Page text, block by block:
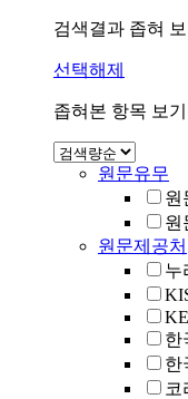
검색결과 좁혀 보
선택해제
좁혀본 항목 보
원문유무
원
원
원문제공처
누
한
한
코